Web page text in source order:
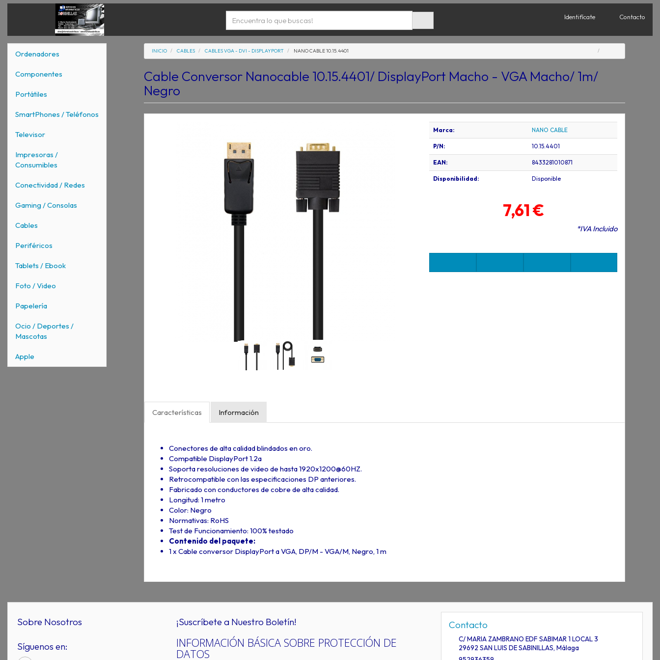
Identifícate Contacto
Ordenadores
Componentes
Portátiles
SmartPhones / Teléfonos
Televisor
Impresoras /
Consumibles
Conectividad / Redes
Gaming / Consolas
Cables
Periféricos
Tablets / Ebook
Foto / Video
Papelería
Ocio / Deportes /
Mascotas
Apple
INICIO CABLES CABLES VGA - DVI - DISPLAYPORT NANO CABLE 10.15.4401
Cable Conversor Nanocable 10.15.4401/ DisplayPort Macho - VGA Macho/ 1m/
Negro
Marca: NANO CABLE
P/N: 10.15.4401
EAN: 8433281010871
Disponibilidad: Disponible
7,61 €
*IVA Incluido
Características Información
Conectores de alta calidad blindados en oro.
Compatible DisplayPort 1.2a
Soporta resoluciones de video de hasta 1920x1200@60HZ.
Retrocompatible con las especificaciones DP anteriores.
Fabricado con conductores de cobre de alta calidad.
Longitud: 1 metro
Color: Negro
Normativas: RoHS
Test de Funcionamiento: 100% testado
Contenido del paquete:
1 x Cable conversor DisplayPort a VGA, DP/M - VGA/M, Negro, 1 m
Sobre Nosotros
Síguenos en:
¡Suscríbete a Nuestro Boletín!
INFORMACIÓN BÁSICA SOBRE PROTECCIÓN DE
DATOS
Contacto
C/ MARIA ZAMBRANO EDF SABIMAR 1 LOCAL 3
29692 SAN LUIS DE SABINILLAS, Málaga